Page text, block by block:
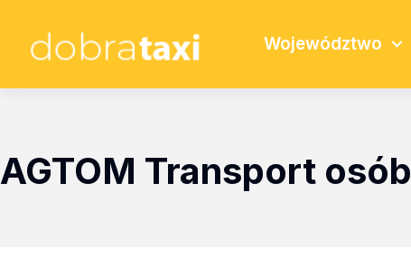
Województwo
AGTOM Transport osób